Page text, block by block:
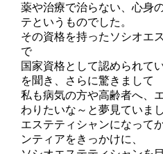
薬や治療で治らない、心身
テというものでした。
その資格を持ったソシオエ
で
国家資格として認められて
を聞き、さらに驚きまして
私も病気の方や高齢者へ、
わりたいな～と夢見ていまし
エステティシャンになって
ンティアをきっかけに、